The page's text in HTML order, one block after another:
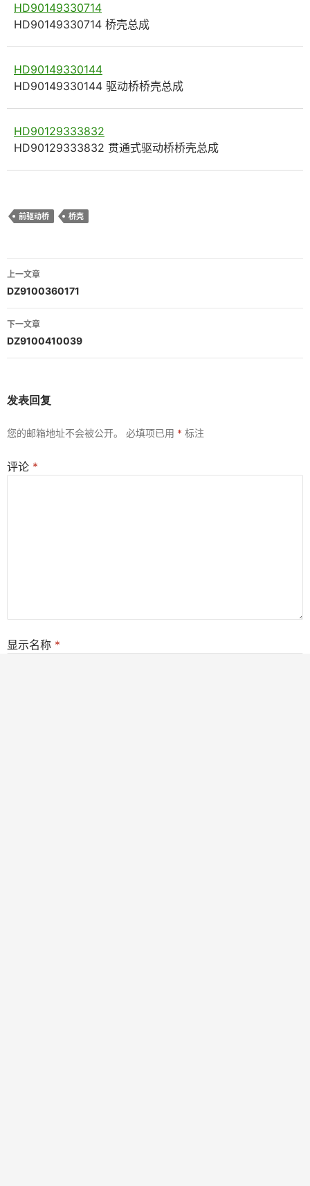
HD90149330714
HD90149330714 桥壳总成
HD90149330144
HD90149330144 驱动桥桥壳总成
HD90129333832
HD90129333832 贯通式驱动桥桥壳总成
前驱动桥 桥壳
文
章
导
航
上一文章
DZ9100360171
下一文章
DZ9100410039
发表回复
您的邮箱地址不会被公开。 必填项已用 * 标注
评论 *
显示名称 *